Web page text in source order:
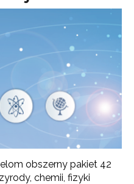
obszerny pakiet 42
chemii, fizyki